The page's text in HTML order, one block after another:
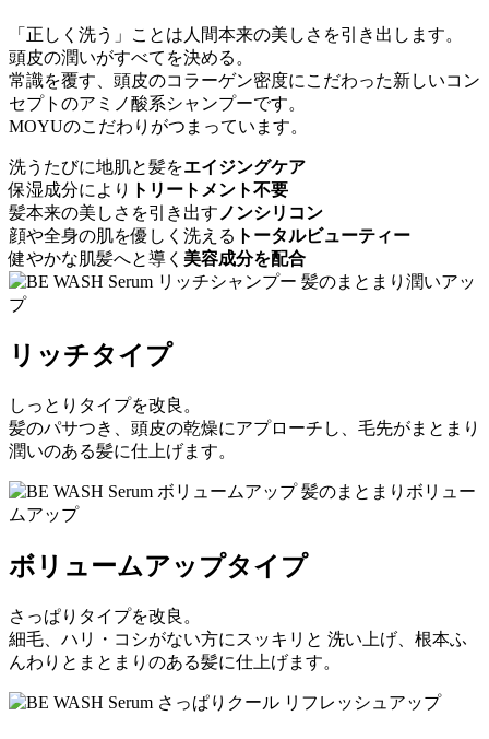
「正しく洗う」ことは人間本来の美しさを引き出します。
頭皮の潤いがすべてを決める。
常識を覆す、頭皮のコラーゲン密度にこだわった新しいコン
セプトのアミノ酸系シャンプーです。
MOYUのこだわりがつまっています。
洗うたびに地肌と髪をエイジングケア
保湿成分により
トリートメント不要
髪本来の美しさを引き出す ノンシリコン
顔や全身の肌を優しく洗える トータルビューティー
健やかな肌髪へと導く 美容成分を配合
髪のまとまり潤いアッ
プ
リッチタイプ
しっとりタイプを改良。
髪のパサつき、頭皮の乾燥にアプローチし、毛先がまとまり
潤いのある髪に仕上げます。
髪のまとまりボリュー
ムアップ
ボリュームアップタイプ
さっぱりタイプを改良。
細毛、ハリ・コシがない方にスッキリと 洗い上げ、根本ふ
んわりとまとまりのある髪に仕上げます。
リフレッシュアップ